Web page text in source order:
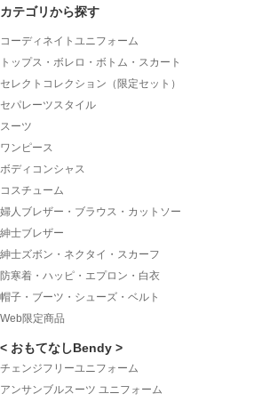
カテゴリから探す
コーディネイトユニフォーム
トップス・ボレロ・ボトム・スカート
セレクトコレクション（限定セット）
セパレーツスタイル
スーツ
ワンピース
ボディコンシャス
コスチューム
婦人ブレザー・ブラウス・カットソー
紳士ブレザー
紳士ズボン・ネクタイ・スカーフ
防寒着・ハッピ・エプロン・白衣
帽子・ブーツ・シューズ・ベルト
Web限定商品
< おもてなしBendy >
チェンジフリーユニフォーム
アンサンブルスーツ ユニフォーム